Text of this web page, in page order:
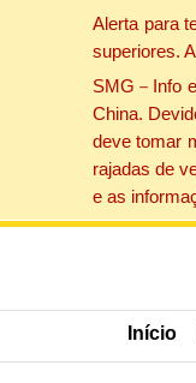
Alerta para
superiores.
SMG－Info
China.
deve tomar
rajadas de
e as
Início